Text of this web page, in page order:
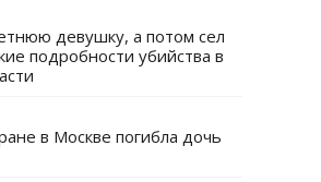
девушку, а потом сел
подробности убийства в
в Москве погибла дочь